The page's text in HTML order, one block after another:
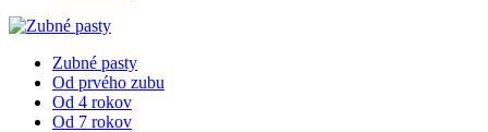
Zubné pasty
Od prvého zubu
Od 4 rokov
Od 7 rokov